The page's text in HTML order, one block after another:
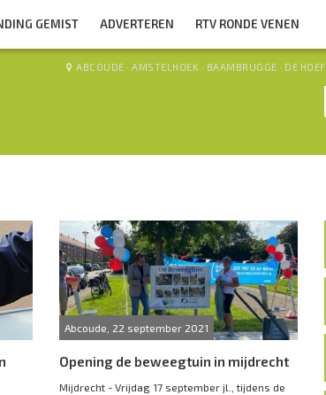
GEMIST ADVERTEREN RTV RONDE VENEN
ABCOUDE · AMSTELHOEK · BAAMBRUGGE · DE HOEF
Abcoude, 22 september 2021
Opening de beweegtuin in mijdrecht
Mijdrecht - Vrijdag 17 september jl., tijdens de